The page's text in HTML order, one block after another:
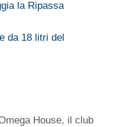
la Ripassa
da 18 litri del
House, il club